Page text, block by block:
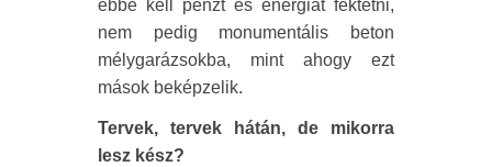
ebbe kell pénzt és energiát fektetni,
nem pedig monumentális beton
mélygarázsokba, mint ahogy ezt
mások beképzelik.
Tervek, tervek hátán, de mikorra
lesz kész?